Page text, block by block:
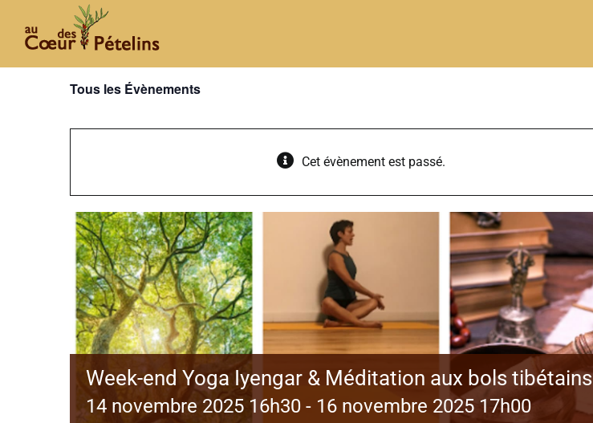
Tous les Évènements
Cet évènement est passé.
Week-end Yoga Iyengar & Méditation aux bols tibétains
14 novembre 2025 16h30 - 16 novembre 2025 17h00